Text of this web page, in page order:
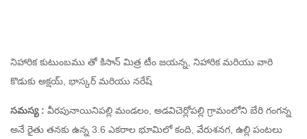
నిహారిక కుటుంబము తో కిసాన్ మిత్ర టీం జయన్న, నిహారిక మరియు వారి
కొడుకు అక్షయ్, భాస్కర్ మరియు నరేష్
సమస్య : వీరపునాయినిపల్లి మండలం, అడవిచెర్లోపల్లి గ్రామంలోని బేరి గంగన్న
అనే రైతు తనకు ఉన్న 3.6 ఎకరాల భూమిలో కంది, వేరుశనగ, ఉల్లి పంటలు